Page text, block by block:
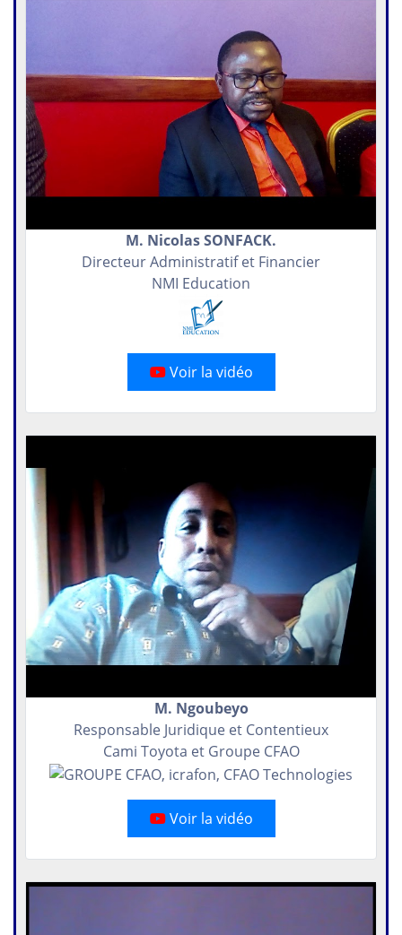
M. Nicolas SONFACK.
Directeur Administratif et Financier
NMI Education
Voir la vidéo
M. Ngoubeyo
Responsable Juridique et Contentieux
Cami Toyota et Groupe CFAO
Voir la vidéo